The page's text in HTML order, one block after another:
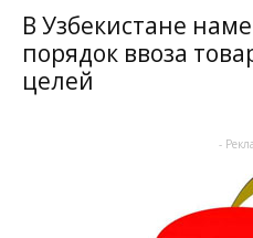
В Узбекистане
порядок ввоза
целей
-